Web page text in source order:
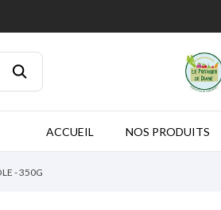
ACCUEIL NOS PRODUITS
- 350G